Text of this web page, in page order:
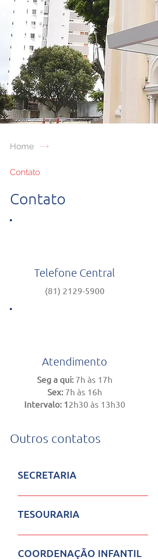
Home
Contato
Contato
Telefone Central
(81) 2129-5900
Atendimento
​Seg a qui: 7h às 17h
Sex: 7h às 16h
Intervalo: 12h30 às 13h30
Outros contatos
SECRETARIA
2129.5926
informações
TESOURARIA
2129.5923
COORDENAÇÃO INFANTIL